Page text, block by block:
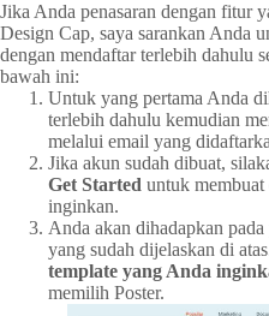
Jika Anda penasaran dengan fitur
Design Cap, saya sarankan Anda
dengan mendaftar terlebih dahulu
bawah ini:
Untuk yang pertama Anda
terlebih dahulu kemudian
melalui email yang
Jika akun sudah dibuat,
Get Started untuk
inginkan.
Anda akan dihadapkan
yang sudah dijelaskan di
template yang Anda
memilih Poster.